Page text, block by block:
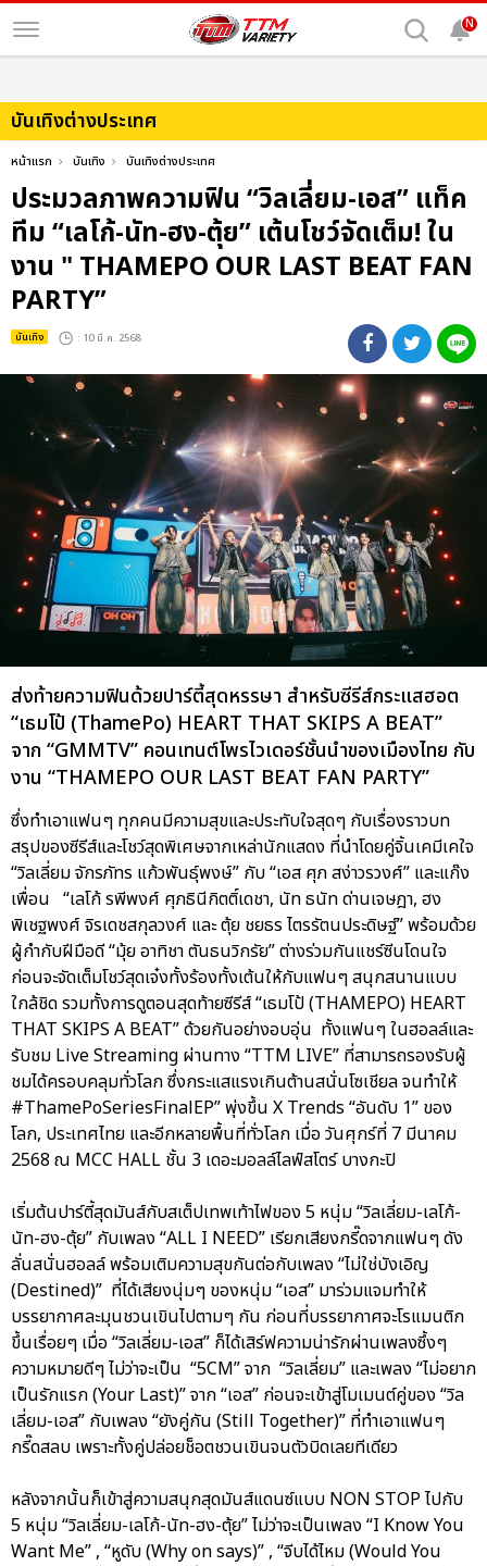
N
บันเทิงต่างประเทศ
หน้าแรก บันเทิง บันเทิงต่างประเทศ
ประมวลภาพความฟิน “วิลเลี่ยม-เอส” แท็ค
ทีม “เลโก้-นัท-ฮง-ตุ้ย” เต้นโชว์จัดเต็ม! ใน
งาน " THAMEPO OUR LAST BEAT FAN
PARTY”
บันเทิง : 10 มี.ค. 2568
ส่งท้ายความฟินด้วยปาร์ตี้สุดหรรษา สำหรับซีรีส์กระแสฮอต
“เธมโป้ (ThamePo) HEART THAT SKIPS A BEAT”
จาก “GMMTV” คอนเทนต์โพรไวเดอร์ชั้นนำของเมืองไทย กับ
งาน “THAMEPO OUR LAST BEAT FAN PARTY”
ซึ่งทำเอาแฟนๆ ทุกคนมีความสุขและประทับใจสุดๆ กับเรื่องราวบท
สรุปของซีรีส์และโชว์สุดพิเศษจากเหล่านักแสดง ที่นำโดยคู่จิ้นเคมีเคใจ
“วิลเลี่ยม จักรภัทร แก้วพันธุ์พงษ์” กับ “เอส ศุภ สง่าวรวงศ์” และแก๊ง
เพื่อน “เลโก้ รพีพงศ์ ศุภธินีกิตติ์เดชา, นัท ธนัท ด่านเจษฎา, ฮง
พิเชฐพงศ์ จิรเดชสกุลวงศ์ และ ตุ้ย ชยธร ไตรรัตนประดิษฐ์” พร้อมด้วย
ผู้กำกับฝีมือดี “มุ้ย อาทิชา ตันธนวิกรัย” ต่างร่วมกันแชร์ซีนโดนใจ
ก่อนจะจัดเต็มโชว์สุดเจ๋งทั้งร้องทั้งเต้นให้กับแฟนๆ สนุกสนานแบบ
ใกล้ชิด รวมทั้งการดูตอนสุดท้ายซีรีส์ “เธมโป้ (THAMEPO) HEART
THAT SKIPS A BEAT” ด้วยกันอย่างอบอุ่น ทั้งแฟนๆ ในฮอลล์และ
รับชม Live Streaming ผ่านทาง “TTM LIVE” ที่สามารถรองรับผู้
ชมได้ครอบคลุมทั่วโลก ซึ่งกระแสแรงเกินต้านสนั่นโซเชียล จนทำให้
#ThamePoSeriesFinalEP” พุ่งขึ้น X Trends “อันดับ 1” ของ
โลก, ประเทศไทย และอีกหลายพื้นที่ทั่วโลก เมื่อ วันศุกร์ที่ 7 มีนาคม
2568 ณ MCC HALL ชั้น 3 เดอะมอลล์ไลฟ์สโตร์ บางกะปิ
เริ่มต้นปาร์ตี้สุดมันส์กับสเต็ปเทพเท้าไฟของ 5 หนุ่ม “วิลเลี่ยม-เลโก้-
นัท-ฮง-ตุ้ย” กับเพลง “ALL I NEED” เรียกเสียงกรี๊ดจากแฟนๆ ดัง
ลั่นสนั่นฮอลล์ พร้อมเติมความสุขกันต่อกับเพลง “ไม่ใช่บังเอิญ
(Destined)” ที่ได้เสียงนุ่มๆ ของหนุ่ม “เอส” มาร่วมแจมทำให้
บรรยากาศละมุนชวนเขินไปตามๆ กัน ก่อนที่บรรยากาศจะโรแมนติก
ขึ้นเรื่อยๆ เมื่อ “วิลเลี่ยม-เอส” ก็ได้เสิร์ฟความน่ารักผ่านเพลงซึ้งๆ
ความหมายดีๆ ไม่ว่าจะเป็น “5CM” จาก “วิลเลี่ยม” และเพลง “ไม่อยาก
เป็นรักแรก (Your Last)” จาก “เอส” ก่อนจะเข้าสู่โมเมนต์คู่ของ “วิล
เลี่ยม-เอส” กับเพลง “ยังคู่กัน (Still Together)” ที่ทำเอาแฟนๆ
กรี๊ดสลบ เพราะทั้งคู่ปล่อยช็อตชวนเขินจนตัวบิดเลยทีเดียว
หลังจากนั้นก็เข้าสู่ความสนุกสุดมันส์แดนซ์แบบ NON STOP ไปกับ
5 หนุ่ม “วิลเลี่ยม-เลโก้-นัท-ฮง-ตุ้ย” ไม่ว่าจะเป็นเพลง “I Know You
Want Me” , “หูดับ (Why on says)” , “จีบได้ไหม (Would You